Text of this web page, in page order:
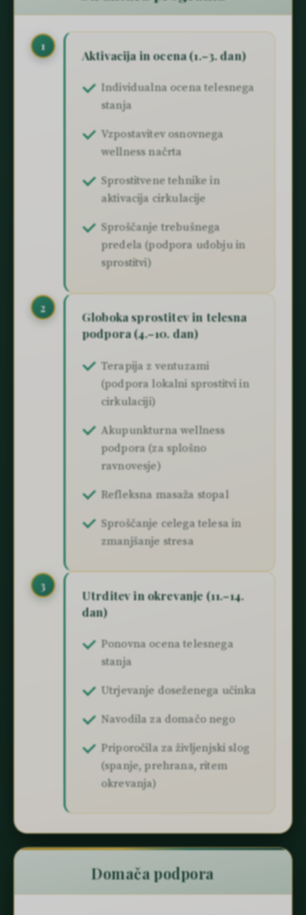
1
Aktivacija in ocena (1.–3. dan)
Individualna ocena telesnega
stanja
Vzpostavitev osnovnega
wellness načrta
Sprostitvene tehnike in
aktivacija cirkulacije
Sproščanje trebušnega
predela (podpora udobju in
sprostitvi)
2
Globoka sprostitev in telesna
podpora (4.–10. dan)
Terapija z ventuzami
(podpora lokalni sprostitvi in
cirkulaciji)
Akupunkturna wellness
podpora (za splošno
ravnovesje)
Refleksna masaža stopal
Sproščanje celega telesa in
zmanjšanje stresa
3
Utrditev in okrevanje (11.–14.
dan)
Ponovna ocena telesnega
stanja
Utrjevanje doseženega učinka
Navodila za domačo nego
Priporočila za življenjski slog
(spanje, prehrana, ritem
okrevanja)
Domača podpora